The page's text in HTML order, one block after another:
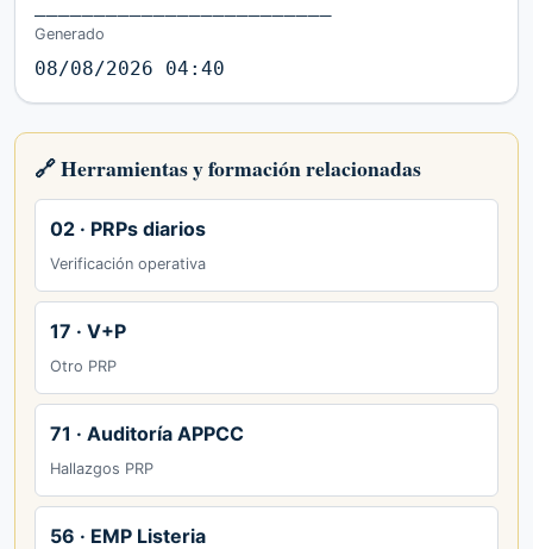
Generado
08/08/2026 04:40
🔗 Herramientas y formación relacionadas
02 · PRPs diarios
Verificación operativa
17 · V+P
Otro PRP
71 · Auditoría APPCC
Hallazgos PRP
56 · EMP Listeria